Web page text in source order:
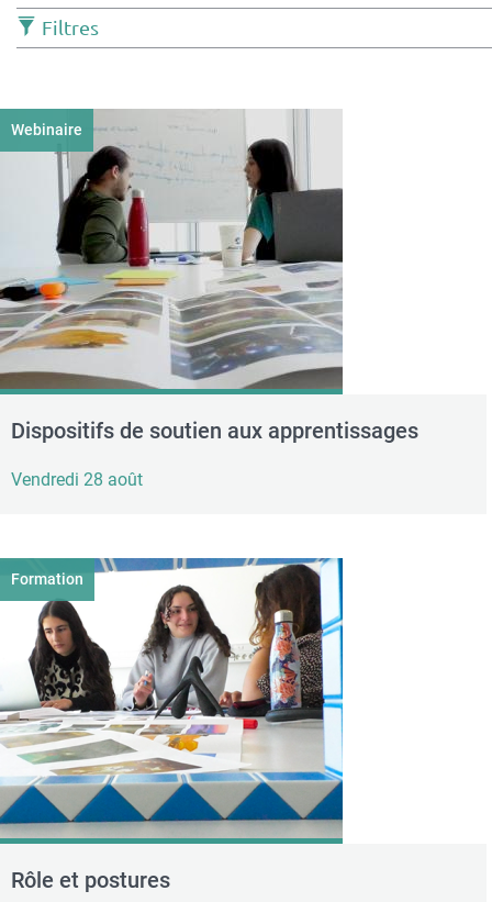
Filtres
Webinaire
Dispositifs de soutien aux apprentissages
Vendredi 28 août
Formation
Rôle et postures